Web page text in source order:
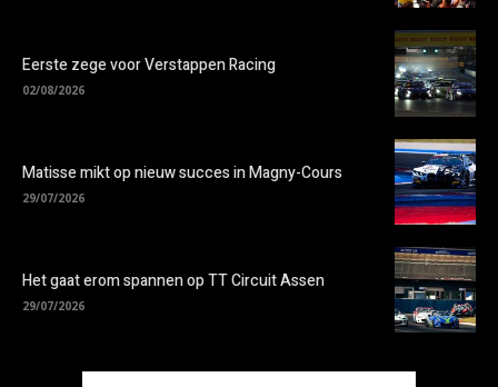
Eerste zege voor Verstappen Racing
02/08/2026
Matisse mikt op nieuw succes in Magny-Cours
29/07/2026
Het gaat erom spannen op TT Circuit Assen
29/07/2026